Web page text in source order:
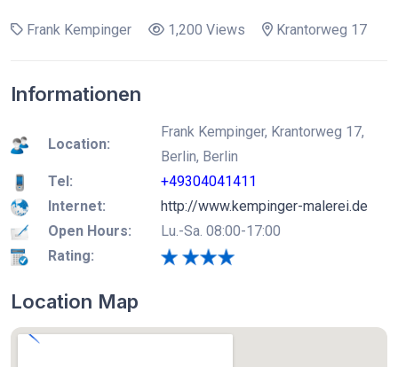
Frank Kempinger 1,200 Views Krantorweg 17
Informationen
Location:
Frank Kempinger, Krantorweg 17,
Berlin, Berlin
Tel:
+49304041411
Internet:
http://www.kempinger-malerei.de
Open Hours:
Lu.-Sa. 08:00-17:00
Rating:
Location Map